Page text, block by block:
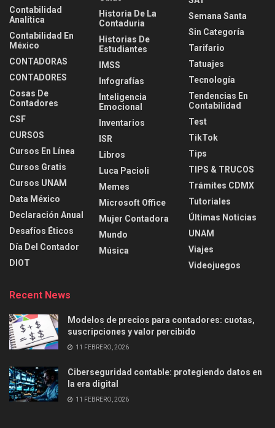
Contabilidad
Analítica
Contabilidad En
México
CONTADORAS
CONTADORES
Cosas De
Contadores
CSF
CURSOS
Cursos En Línea
Cursos Gratis
Cursos UNAM
Data México
Declaración Anual
Desafíos Éticos
Día Del Contador
DIOT
Historia De La
Contaduria
Historias De
Estudiantes
IMSS
Infografías
Inteligencia
Emocional
Inventarios
ISR
Libros
Luca Pacioli
Memes
Microsoft Office
Mujer Contadora
Mundo
Música
Semana Santa
Sin Categoría
Tarifario
Tatuajes
Tecnología
Tendencias En
Contabilidad
Test
TikTok
Tips
TIPS & TRUCOS
Trámites CDMX
Tutoriales
Últimas Noticias
UNAM
Viajes
Videojuegos
Recent News
Modelos de precios para contadores: cuotas,
suscripciones y valor percibido
11 FEBRERO, 2026
Ciberseguridad contable: protegiendo datos en
la era digital
11 FEBRERO, 2026